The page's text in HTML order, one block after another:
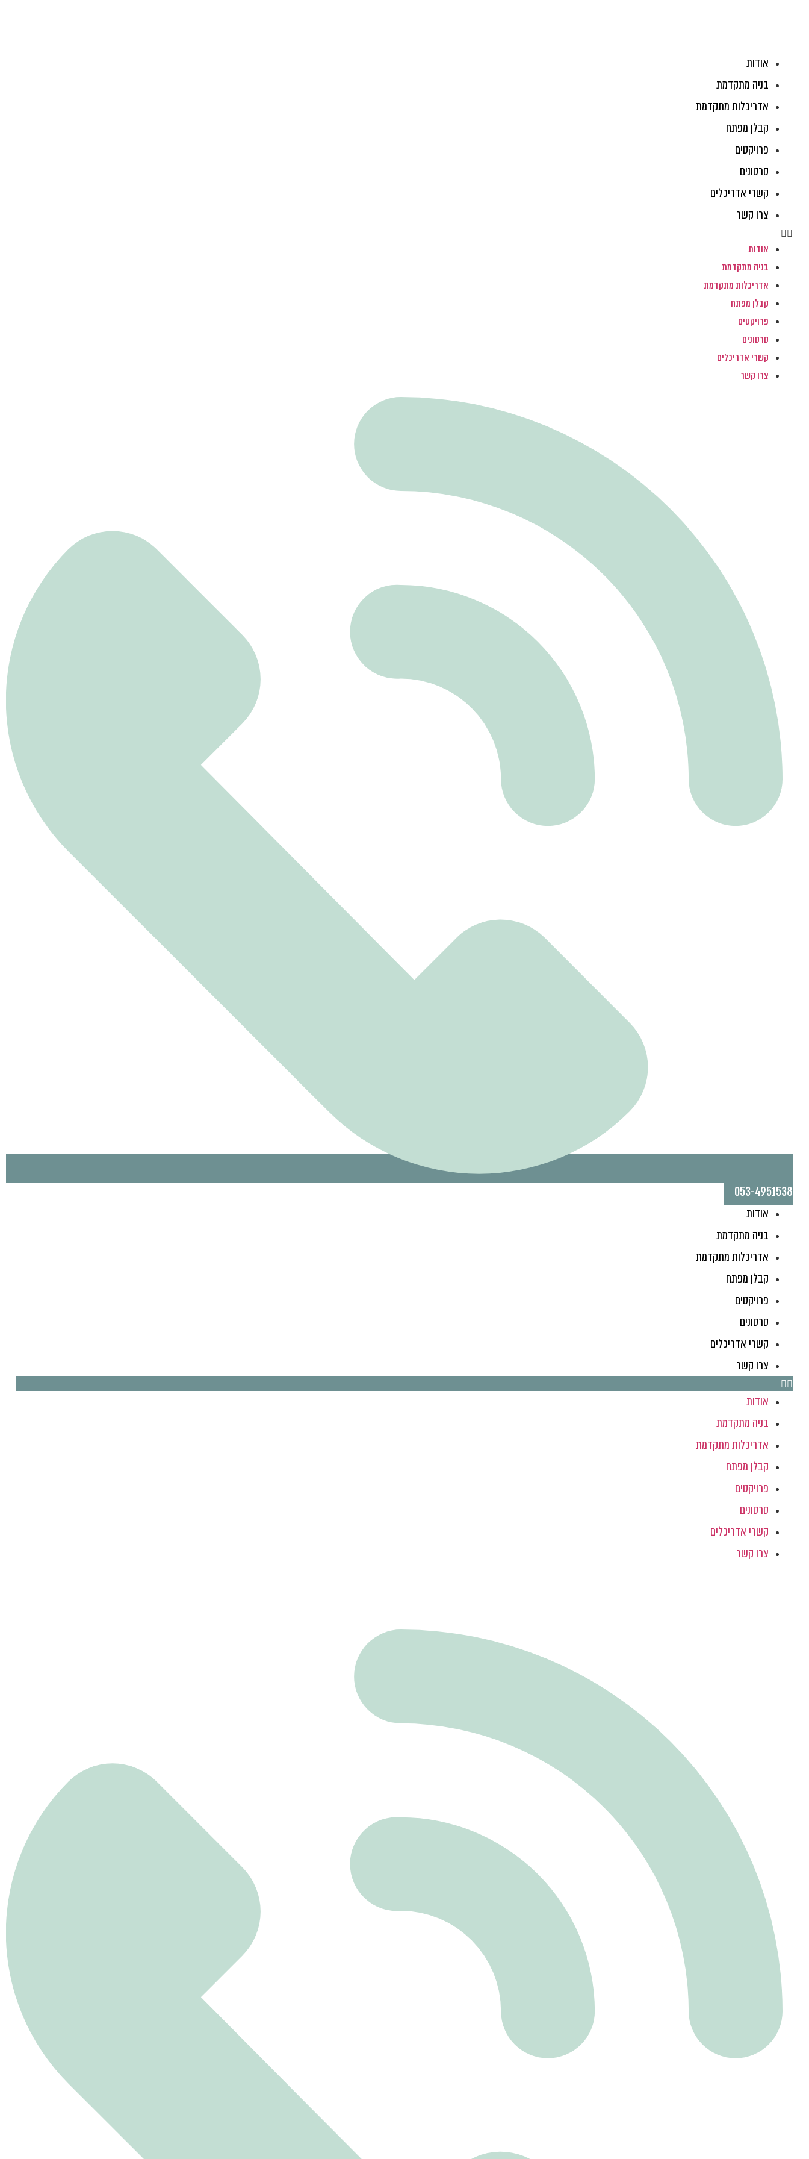
אודות
בניה מתקדמת
אדריכלות מתקדמת
קבלן מפתח
פרויקטים
סרטונים
קשרי אדריכלים
צרו קשר
אודות
בניה מתקדמת
אדריכלות מתקדמת
קבלן מפתח
פרויקטים
סרטונים
קשרי אדריכלים
צרו קשר
053-4951538
אודות
בניה מתקדמת
אדריכלות מתקדמת
קבלן מפתח
פרויקטים
סרטונים
קשרי אדריכלים
צרו קשר
אודות
בניה מתקדמת
אדריכלות מתקדמת
קבלן מפתח
פרויקטים
סרטונים
קשרי אדריכלים
צרו קשר